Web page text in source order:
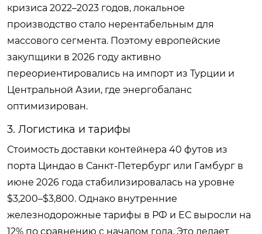
кризиса 2022–2023 годов, локальное
производство стало нерентабельным для
массового сегмента. Поэтому европейские
закупщики в 2026 году активно
переориентировались на импорт из Турции и
Центральной Азии, где энергобаланс
оптимизирован.
3. Логистика и тарифы
Стоимость доставки контейнера 40 футов из
порта Циндао в Санкт-Петербург или Гамбург в
июне 2026 года стабилизировалась на уровне
$3,200–$3,800. Однако внутренние
железнодорожные тарифы в РФ и ЕС выросли на
12% по сравнению с началом года. Это делает